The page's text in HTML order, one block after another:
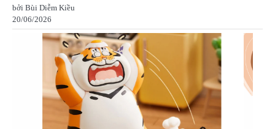
bởi Bùi Diễm Kiều
20/06/2026